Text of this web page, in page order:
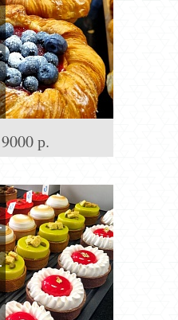
9000 р.